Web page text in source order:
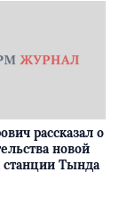
рассказал о
новой
станции Тында